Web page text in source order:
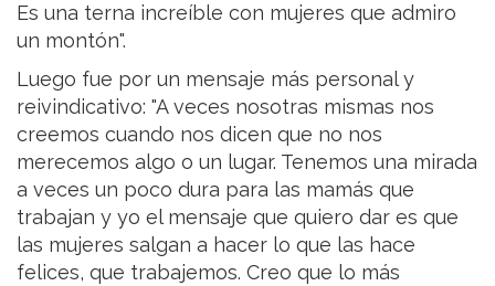
Es una terna increíble con mujeres que admiro
un montón".
Luego fue por un mensaje más personal y
reivindicativo: "A veces nosotras mismas nos
creemos cuando nos dicen que no nos
merecemos algo o un lugar. Tenemos una mirada
a veces un poco dura para las mamás que
trabajan y yo el mensaje que quiero dar es que
las mujeres salgan a hacer lo que las hace
felices, que trabajemos. Creo que lo más